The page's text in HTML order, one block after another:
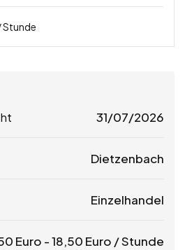
Stunde
31/07/2026
Dietzenbach
Einzelhandel
Euro -18,50 Euro / Stunde